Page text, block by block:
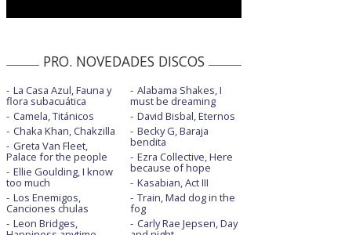
This is the killer speaking - Later… with
PRO. NOVEDADES DISCOS
La Casa Azul, Fauna y
flora subacuática
Camela, Titánicos
Chaka Khan, Chakzilla
Greta Van Fleet,
Palace for the people
Ellie Goulding, I know
too much
Los Enemigos,
Canciones chulas
Leon Bridges,
Alabama Shakes, I
must be dreaming
David Bisbal, Eternos
Becky G, Baraja
bendita
Ezra Collective, Here
because of hope
Kasabian, Act III
Train, Mad dog in the
fog
Carly Rae Jepsen, Day